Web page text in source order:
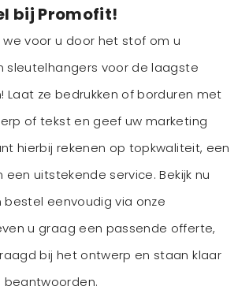
bij Promofit!
we voor u door het stof om u
sleutelhangers voor de laagste
Laat ze bedrukken of borduren met
of tekst en geef uw marketing
hierbij rekenen op topkwaliteit, een
een uitstekende service. Bekijk nu
eenvoudig via onze
u graag een passende offerte,
bij het ontwerp en staan klaar
beantwoorden.